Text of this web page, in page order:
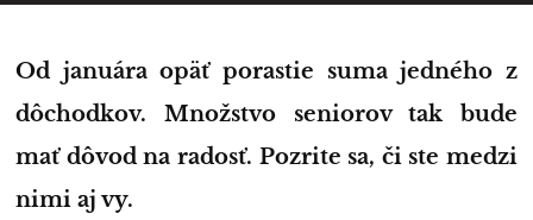
Od januára opäť porastie suma jedného z
dôchodkov. Množstvo seniorov tak bude
mať dôvod na radosť. Pozrite sa, či ste medzi
nimi aj vy.